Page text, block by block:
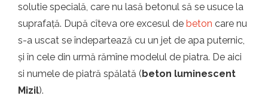
solutie specială, care nu lasă betonul să se usuce la
suprafață. După cîteva ore excesul de beton care nu
s-a uscat se îndepartează cu un jet de apa puternic,
și în cele din urmă rămîne modelul de piatra. De aici
si numele de piatră spălată (beton luminescent
Mizil).